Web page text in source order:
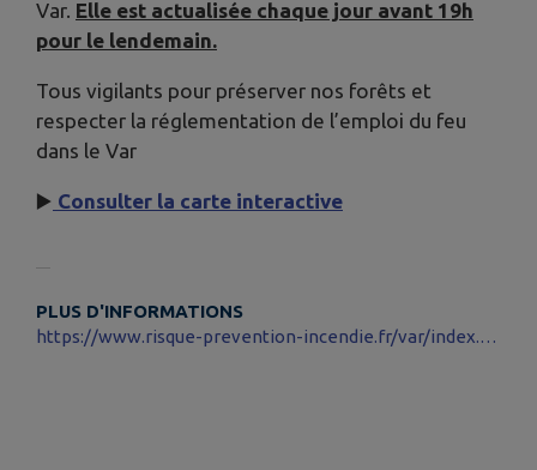
Var. Elle est actualisée chaque jour avant 19h
pour le lendemain.
Tous vigilants pour préserver nos forêts et
respecter la réglementation de l’emploi du feu
dans le Var
▶️ Consulter la carte interactive
PLUS D'INFORMATIONS
https://www.risque-prevention-incendie.fr/var/index.html